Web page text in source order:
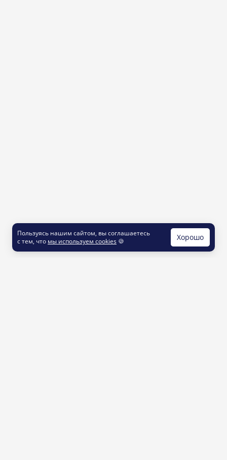
Пользуясь нашим сайтом, вы соглашаетесь
с тем, что мы используем cookies 🍪 Хорошо